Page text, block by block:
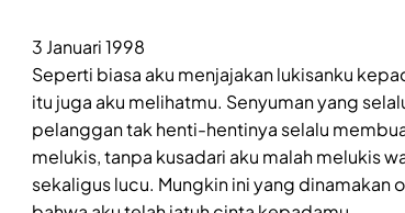
3 Januari 1998
Seperti biasa aku menjajakan lukisanku
itu juga aku melihatmu. Senyuman yang
pelanggan tak henti-hentinya selalu
melukis, tanpa kusadari aku malah melukis
sekaligus lucu. Mungkin ini yang dinamakan